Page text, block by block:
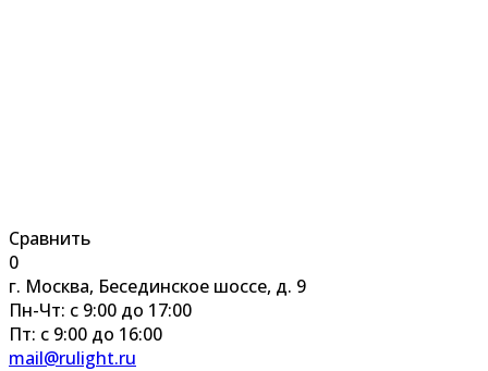
Сравнить
0
г. Москва, Бесединское шоссе, д. 9
Пн-Чт: с 9:00 до 17:00
Пт: с 9:00 до 16:00
mail@rulight.ru